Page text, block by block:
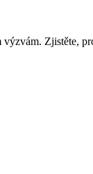
Zjistěte,